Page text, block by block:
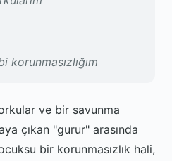
ve bir savunma
çıkan "gurur" arasında
bir korunmasızlık hali,